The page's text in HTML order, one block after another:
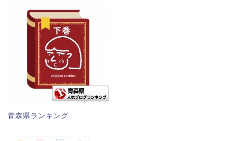
青森県ランキング